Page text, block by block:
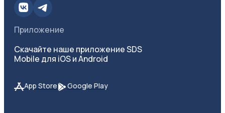
Приложение
Скачайте наше приложение SDS
Mobile для iOS и Android
App Store Google Play